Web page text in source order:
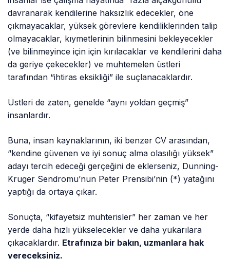
davranarak kendilerine haksızlık edecekler, öne
çıkmayacaklar, yüksek görevlere kendiliklerinden talip
olmayacaklar, kıymetlerinin bilinmesini bekleyecekler
(ve bilinmeyince için için kırılacaklar ve kendilerini daha
da geriye çekecekler) ve muhtemelen üstleri
tarafından “ihtiras eksikliği” ile suçlanacaklardır.
Üstleri de zaten, genelde “aynı yoldan geçmiş”
insanlardır.
Buna, insan kaynaklarının, iki benzer CV arasından,
“kendine güvenen ve iyi sonuç alma olasılığı yüksek”
adayı tercih edeceği gerçeğini de eklerseniz, Dunning-
Kruger Sendromu’nun Peter Prensibi’nin (*) yatağını
yaptığı da ortaya çıkar.
Sonuçta, “kifayetsiz muhterisler” her zaman ve her
yerde daha hızlı yükselecekler ve daha yukarılara
çıkacaklardır. Etrafınıza bir bakın, uzmanlara hak
vereceksiniz.